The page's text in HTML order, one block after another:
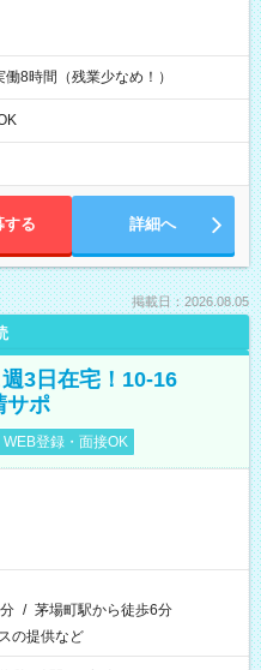
8時間（残業少なめ！）
する 詳細へ
掲載日：2026.08.05
3日在宅！10-16
サポ
WEB登録・面接OK
/ 茅場町駅から徒歩6分
の提供など